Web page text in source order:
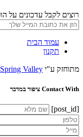
רוצים לקבל עדכונים על
עמוד הבית
תקנון
מתוחזק ע"י Spring Valley
Contact With ציפור במדבר
[post_id]